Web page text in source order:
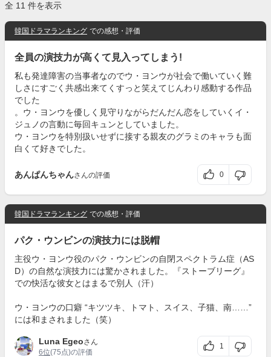
全 11 件を表示
韓国ドラマランキング での感想・評価
全員の演技力が高くて見入ってしまう!
私も発達障害の当事者なのでウ・ヨンウが社会で働いていく難
しさにすごく共感出来てくすっと笑えてじんわり感動する作品
でした
。ウ・ヨンウを優しく見守りながらだんだん恋をしていくイ・
ジュノの言動に毎回キュンとしていました。
ウ・ヨンウを特別扱いせずに接する親友のグラミのキャラも面
白くて好きでした。
あんぱんちゃんさんの評価 0
韓国ドラマランキング での感想・評価
パク・ウンビンの演技力には脱帽
主役ウ・ヨンウ役のパク・ウンビンの自閉スペクトラム症（AS
D）の自然な演技力には驚かされました。『ストーブリーグ』
での快活な彼女とはまるで別人（汗）
ウ・ヨンウの口癖 “キツツキ、トマト、スイス、子猫、南……”
には和まされました（笑）
Luna Egeoさん
6位(75点)の評価
1